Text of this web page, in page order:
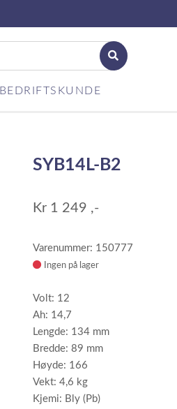
BEDRIFTSKUNDE
SYB14L-B2
Kr 1 249 ,-
Varenummer: 150777
Ingen på lager
Volt: 12
Ah: 14,7
Lengde: 134 mm
Bredde: 89 mm
Høyde: 166
Vekt: 4,6 kg
Kjemi: Bly (Pb)